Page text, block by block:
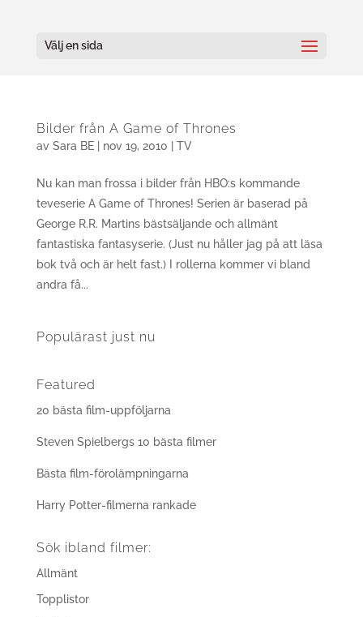
Välj en sida
Bilder från A Game of Thrones
av Sara BE| nov 19, 2010 TV
Nu kan man frossa i bilder från HBO:s kommande
teveserie A Game of Thrones! Serien är baserad på
George R.R. Martins bästsäljande och allmänt
fantastiska fantasyserie. (Just nu håller jag på att läsa
bok två och är helt fast.) I rollerna kommer vi bland
andra få...
Populärast just nu
Featured
20 bästa film-uppföljarna
Steven Spielbergs 10 bästa filmer
Bästa film-förolämpningarna
Harry Potter-filmerna rankade
Sök ibland filmer:
Allmänt
Topplistor